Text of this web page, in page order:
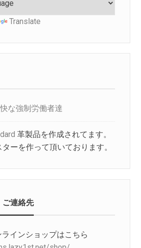
Translate
な強制労働者達
革製品を作成されてます。
ーを作って頂いております。
ご連絡先
インショップはこちら